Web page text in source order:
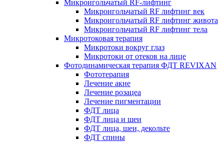
Микроигольчатый RF-лифтинг
Микроигольчатый RF лифтинг век
Микроигольчатый RF лифтинг живота
Микроигольчатый RF лифтинг тела
Микротоковая терапия
Микротоки вокруг глаз
Микротоки от отеков на лице
Фотодинамическая терапия ФДТ REVIXAN
Фототерапия
Лечение акне
Лечение розацеа
Лечение пигментации
ФДТ лица
ФДТ лица и шеи
ФДТ лица, шеи, декольте
ФДТ спины